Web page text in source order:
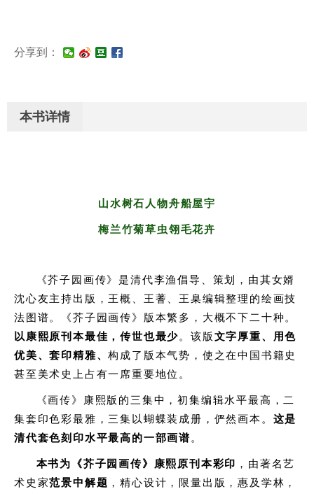
分享到：
本书详情
山水树石人物舟船屋宇
梅兰竹菊草虫翎毛花卉
《芥子园画传》是清代李渔倡导、策划，由其女婿
沈心友主持出版，王概、王蓍、王臬编辑整理的绘画技
法图谱。《芥子园画传》版本繁多，大概不下二十种。
以康熙原刊本最佳，传世也最少。该版 文字厚重、用色
优美、套印精雅、构成了版本气势，使之在中国书籍史
甚至美术史上占有一席重要地位。
《画传》康熙版的三集中，初集编辑水平最高，二
集套印色彩最雅，三集以蝴蝶装成册，俨然画本 。 这是
清代套色刻印水平最高的一部画谱 。
本书为《芥子园画传》康熙原刊本彩印 ， 由著名艺
术史家范景中解题 ，精心设计，限量出版，惠及学林，